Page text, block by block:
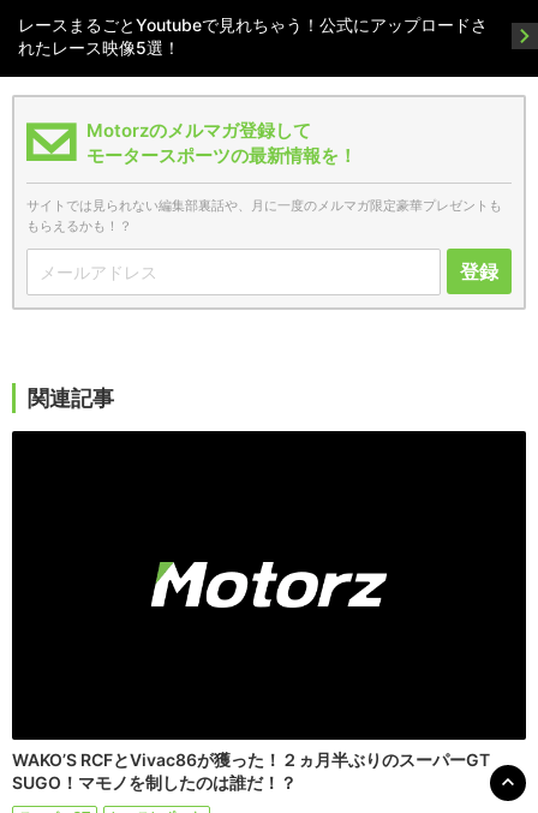
レースまるごとYoutubeで見れちゃう！公式にアップロードさ
れたレース映像5選！
Motorzのメルマガ登録して
モータースポーツの最新情報を！
サイトでは見られない編集部裏話や、月に一度のメルマガ限定豪華プレゼントも
もらえるかも！？
登録
関連記事
WAKO’S RCFとVivac86が獲った！２ヵ月半ぶりのスーパーGT
SUGO！マモノを制したのは誰だ！？